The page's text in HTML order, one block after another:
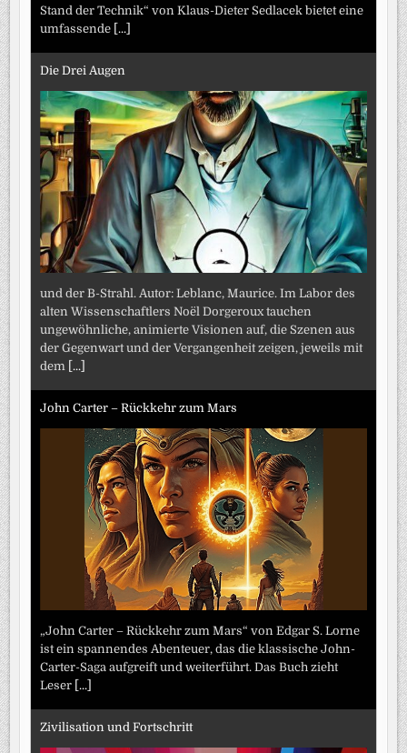
Stand der Technik“ von Klaus-Dieter Sedlacek bietet eine
umfassende [...]
Die Drei Augen
und der B-Strahl. Autor: Leblanc, Maurice. Im Labor des
alten Wissenschaftlers Noël Dorgeroux tauchen
ungewöhnliche, animierte Visionen auf, die Szenen aus
der Gegenwart und der Vergangenheit zeigen, jeweils mit
dem [...]
John Carter – Rückkehr zum Mars
„John Carter – Rückkehr zum Mars“ von Edgar S. Lorne
ist ein spannendes Abenteuer, das die klassische John-
Carter-Saga aufgreift und weiterführt. Das Buch zieht
Leser [...]
Zivilisation und Fortschritt